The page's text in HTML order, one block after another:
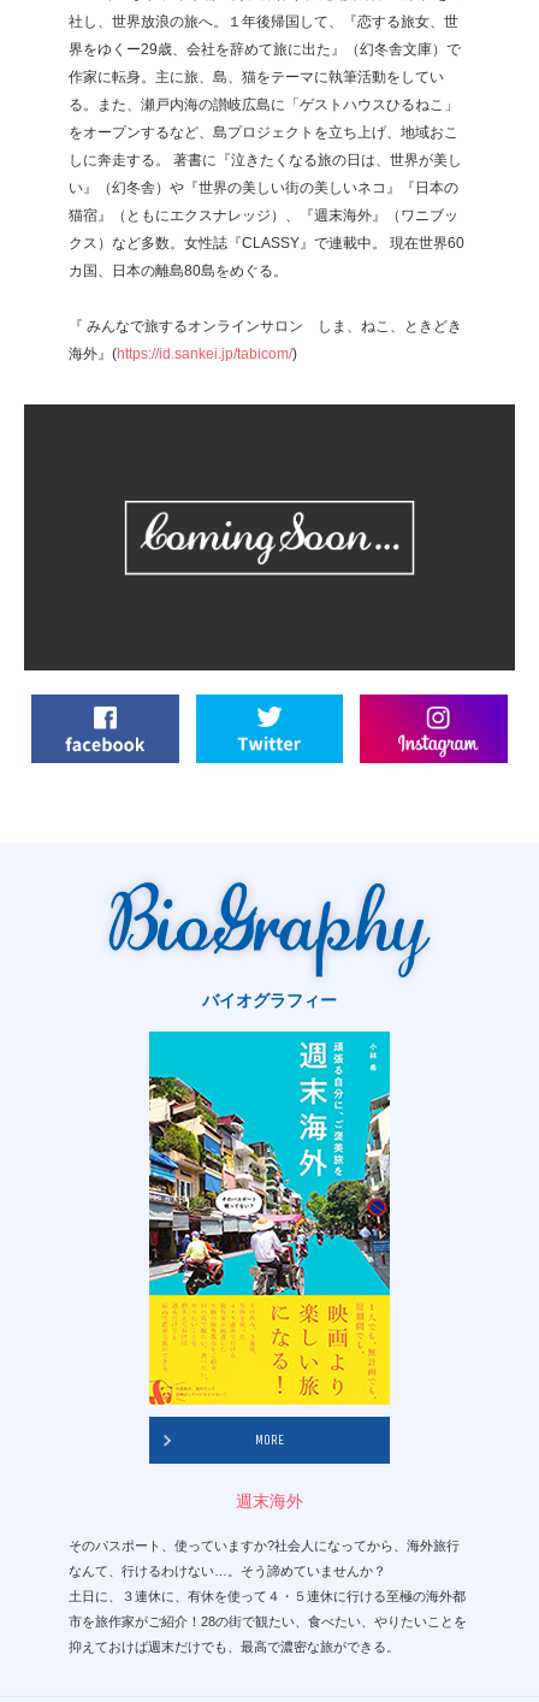
社し、世界放浪の旅へ。１年後帰国して、『恋する旅女、世
界をゆくー29歳、会社を辞めて旅に出た』（幻冬舎文庫）で
作家に転身。主に旅、島、猫をテーマに執筆活動をしてい
る。また、瀬戸内海の讃岐広島に「ゲストハウスひるねこ」
をオープンするなど、島プロジェクトを立ち上げ、地域おこ
しに奔走する。 著書に『泣きたくなる旅の日は、世界が美し
い』（幻冬舎）や『世界の美しい街の美しいネコ』『日本の
猫宿』（ともにエクスナレッジ）、『週末海外』（ワニブッ
クス）など多数。女性誌『CLASSY』で連載中。 現在世界60
カ国、日本の離島80島をめぐる。
『 みんなで旅するオンラインサロン しま、ねこ、ときどき
海外』(https://id.sankei.jp/tabicom/)
バイオグラフィー
MORE
週末海外
そのパスポート、使っていますか?社会人になってから、海外旅行
なんて、行けるわけない…。そう諦めていませんか？
土日に、３連休に、有休を使って４・５連休に行ける至極の海外都
市を旅作家がご紹介！28の街で観たい、食べたい、やりたいことを
抑えておけば週末だけでも、最高で濃密な旅ができる。